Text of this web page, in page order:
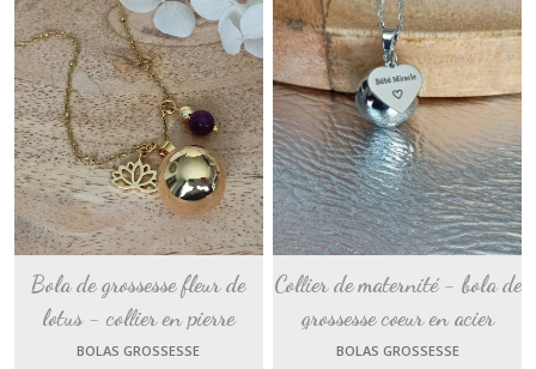
Bola de grossesse fleur de
lotus - collier en pierre
naturelle future maman -
BOLAS GROSSESSE
Collier de maternité - bola de
grossesse coeur en acier
argent - bijou avec gravure et
BOLAS GROSSESSE